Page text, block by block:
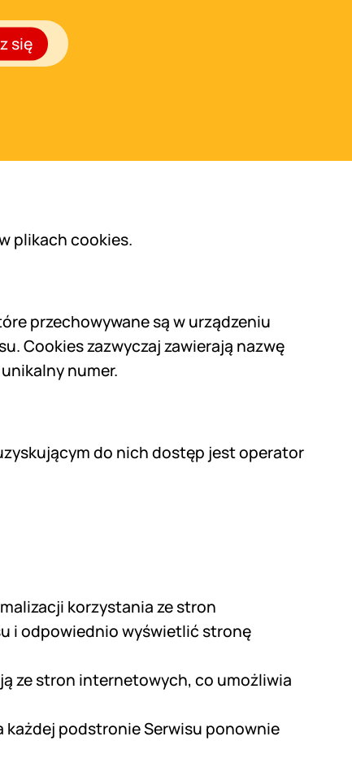
się
plikach cookies.
przechowywane są w urządzeniu
Cookies zazwyczaj zawierają nazwę
numer.
do nich dostęp jest operator
korzystania ze stron
i odpowiednio wyświetlić stronę
ze stron internetowych, co umożliwia
podstronie Serwisu ponownie